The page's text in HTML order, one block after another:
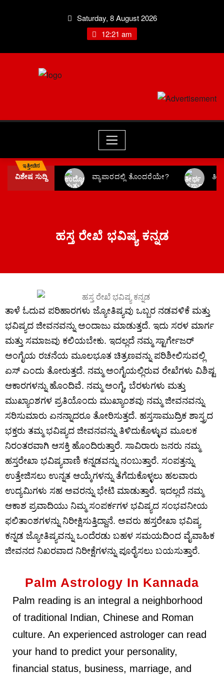
Saturday, 8 August 2026
12:21 am
ಇತ್ತೀಚಿನ
ವಿಶೇಷ ಸುದ್ದಿ ವ್ಯಾಪಾರದಲ್ಲಿ ತೊಂದರೆಯೇ?
ಹಸ್ತ ರೇಖೆ ಭವಿಷ್ಯ ಕನ್ನಡ
ತಾಳೆ ಓದುವ ಪರಿಹಾರಗಳು ಜ್ಯೋತಿಷ್ಯವು ಒಬ್ಬರ ನಡವಳಿಕೆ ಮತ್ತು
ಭವಿಷ್ಯದ ಜೀವನವನ್ನು ಅಂದಾಜು ಮಾಡುತ್ತದೆ. ಇದು ಸರಳ ಮಾರ್ಗ
ಮತ್ತು ಸಮಾಜವು ಕಲಿಯಬೇಕು. ಇದಲ್ಲದೆ ನಮ್ಮ ಸ್ಟಾರ್ಗೇಜರ್
ಅಂಗೈಯ ರಚನೆಯ ಮೂಲಭೂತ ಚಿತ್ರಣವನ್ನು ಪರಿಶೀಲಿಸುವಲ್ಲಿ
ಏಸ್ ಎಂದು ತೋರುತ್ತದೆ. ನಮ್ಮ ಅಂಗೈಯಲ್ಲಿರುವ ರೇಖೆಗಳು ವಿಶಿಷ್ಟ
ಆಕಾರಗಳನ್ನು ಹೊಂದಿವೆ. ನಮ್ಮ ಅಂಗೈ, ಬೆರಳುಗಳು ಮತ್ತು
ಮುಖ್ಯಾಂಶಗಳ ಪ್ರತಿಯೊಂದು ಮುಖ್ಯಾಂಶವು ನಮ್ಮ ಜೀವನವನ್ನು
ಸರಿಸುಮಾರು ಏನನ್ನಾದರೂ ತೋರಿಸುತ್ತದೆ. ಹಸ್ತಸಾಮುದ್ರಿಕ ಶಾಸ್ತ್ರದ
ಭಕ್ತರು ತಮ್ಮ ಭವಿಷ್ಯದ ಜೀವನವನ್ನು ತಿಳಿದುಕೊಳ್ಳುವ ಮೂಲಕ
ನಿರಂತರವಾಗಿ ಆಸಕ್ತಿ ಹೊಂದಿರುತ್ತಾರೆ. ಸಾವಿರಾರು ಜನರು ನಮ್ಮ
ಹಸ್ತರೇಖಾ ಭವಿಷ್ಯವಾಣಿ ಕನ್ನಡವನ್ನು ನಂಬುತ್ತಾರೆ. ಸಂಪತ್ತನ್ನು
ಉತ್ತೇಜಿಸಲು ಉನ್ನತ ಆಯ್ಕೆಗಳನ್ನು ತೆಗೆದುಕೊಳ್ಳಲು ಹಲವಾರು
ಉದ್ಯಮಿಗಳು ಸಹ ಅವರನ್ನು ಭೇಟಿ ಮಾಡುತ್ತಾರೆ. ಇದಲ್ಲದೆ ನಮ್ಮ
ಆಕಾಶ ಪ್ರವಾದಿಯು ನಿಮ್ಮ ಸಂಪರ್ಕಗಳ ಭವಿಷ್ಯದ ಸಂಭವನೀಯ
ಫಲಿತಾಂಶಗಳನ್ನು ನಿರೀಕ್ಷಿಸುತ್ತಿದ್ದಾನೆ. ಅವರು ಹಸ್ತರೇಖಾ ಭವಿಷ್ಯ
ಕನ್ನಡ ಜ್ಯೋತಿಷ್ಯವನ್ನು ಒಂದೆರಡು ಬಹಳ ಸಮಯದಿಂದ ವೈವಾಹಿಕ
ಜೀವನದ ನಿಖರವಾದ ನಿರೀಕ್ಷೆಗಳನ್ನು ಪೂರೈಸಲು ಬಯಸುತ್ತಾರೆ.
Palm Astrology In Kannada
Palm reading is an integral a neighborhood
of traditional Indian, Chinese and Roman
culture. An experienced astrologer can read
your hand to predict your personality,
financial status, business, marriage, and